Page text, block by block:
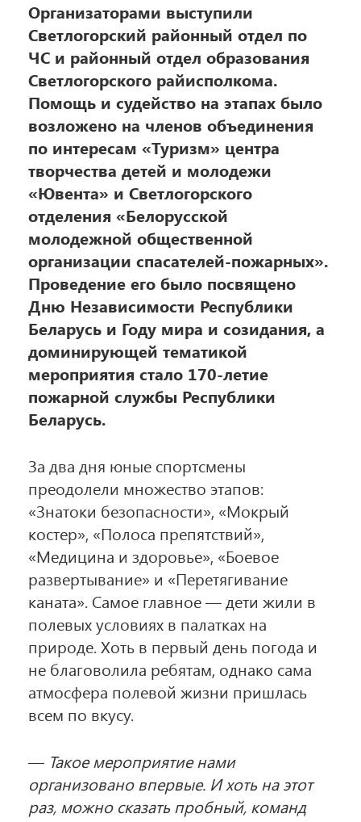
Организаторами выступили
Светлогорский районный отдел по
ЧС и районный отдел образования
Светлогорского райисполкома.
Помощь и судейство на этапах было
возложено на членов объединения
по интересам «Туризм» центра
творчества детей и молодежи
«Ювента» и Светлогорского
отделения «Белорусской
молодежной общественной
организации спасателей-пожарных».
Проведение его было посвящено
Дню Независимости Республики
Беларусь и Году мира и созидания, а
доминирующей тематикой
мероприятия стало 170-летие
пожарной службы Республики
Беларусь.
За два дня юные спортсмены
преодолели множество этапов:
«Знатоки безопасности», «Мокрый
костер», «Полоса препятствий»,
«Медицина и здоровье», «Боевое
развертывание» и «Перетягивание
каната». Самое главное — дети жили в
полевых условиях в палатках на
природе. Хоть в первый день погода и
не благоволила ребятам, однако сама
атмосфера полевой жизни пришлась
всем по вкусу.
— Такое мероприятие нами
организовано впервые. И хоть на этот
раз, можно сказать пробный, команд